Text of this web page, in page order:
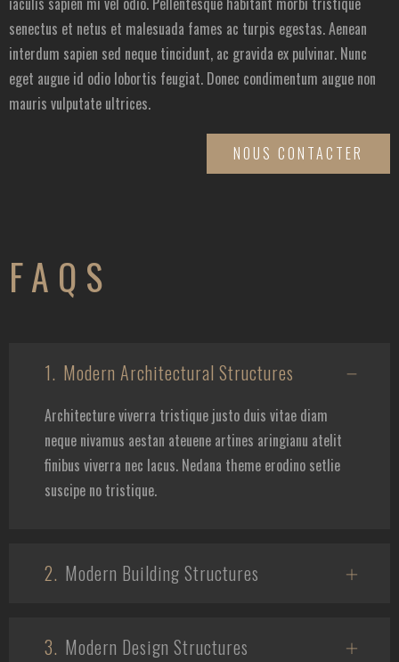
senectus et netus et malesuada fames ac turpis egestas. Aenean
interdum sapien sed neque tincidunt, ac gravida ex pulvinar. Nunc
eget augue id odio lobortis feugiat. Donec condimentum augue non
mauris vulputate ultrices.
NOUS CONTACTER
FAQS
1. Modern Architectural Structures
Architecture viverra tristique justo duis vitae diam
neque nivamus aestan ateuene artines aringianu atelit
finibus viverra nec lacus. Nedana theme erodino setlie
suscipe no tristique.
2. Modern Building Structures
3. Modern Design Structures